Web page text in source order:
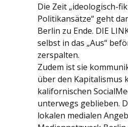
Die Zeit „ideologisch-
Politikansätze“ geht
Berlin zu Ende. DIE
selbst in das „Aus“
zerspalten.
Zudem ist sie
über den Kapitalismus
kalifornischen
unterwegs geblieben.
lokalen medialen